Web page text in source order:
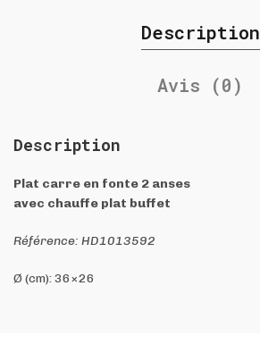
Description
Avis (0)
Description
Plat carre en fonte 2 anses
avec chauffe plat buffet
Référence: HD1013592
Ø (cm): 36×26